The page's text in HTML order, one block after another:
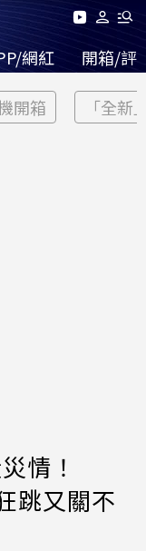
網紅 開箱/評
開箱 「全新
情！
跳又關不